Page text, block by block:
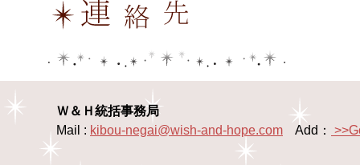
Ｗ＆Ｈ統括事務局
Mail : kibou-negai@wish-and-hope.com Add：